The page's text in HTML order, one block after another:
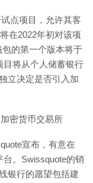
点项目，允许其客
在2022年初对该项
的第一个版本将于
目将从个人储蓄银行
立决定是否引入加
密货币交易所
宣布，有意在
。Swissquote的销
银行的愿望包括建